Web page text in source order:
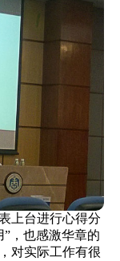
上台进行心得分
，也感激华章的
对实际工作有很